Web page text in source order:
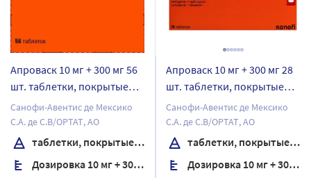
Апроваск 10 мг + 300 мг 56
шт. таблетки, покрытые
пленочной оболочкой
Санофи-Авентис де Мексико
С.А. де С.В/ОРТАТ, АО
таблетки, покрытые пленочной оболочкой
Дозировка 10 мг + 300 мг
Апроваск 10 мг + 300 мг 28
шт. таблетки, покрытые
пленочной оболочкой
Санофи-Авентис де Мексико
С.А. де С.В/ОРТАТ, АО
таблетки, покрытые пленочной оболочкой
Дозировка 10 мг + 300 мг